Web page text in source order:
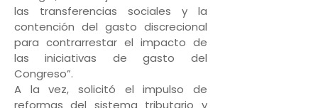
las transferencias sociales y la
contención del gasto discrecional
para contrarrestar el impacto de
las iniciativas de gasto del
Congreso”.
A la vez, solicitó el impulso de
reformas del sistema tributario y